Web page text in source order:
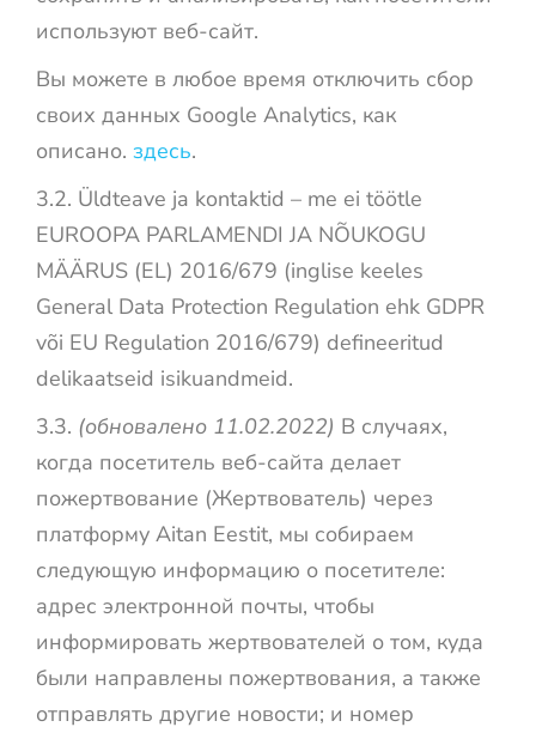
используют веб-сайт.
Вы можете в любое время отключить сбор
своих данных Google Analytics, как
описано. здесь.
3.2. Üldteave ja kontaktid – me ei töötle
EUROOPA PARLAMENDI JA NÕUKOGU
MÄÄRUS (EL) 2016/679 (inglise keeles
General Data Protection Regulation ehk GDPR
või EU Regulation 2016/679) defineeritud
delikaatseid isikuandmeid.
3.3. (обновалено 11.02.2022) В случаях,
когда посетитель веб-сайта делает
пожертвование (Жертвователь) через
платформу Aitan Eestit, мы собираем
следующую информацию о посетителе:
адрес электронной почты, чтобы
информировать жертвователей о том, куда
были направлены пожертвования, а также
отправлять другие новости; и номер